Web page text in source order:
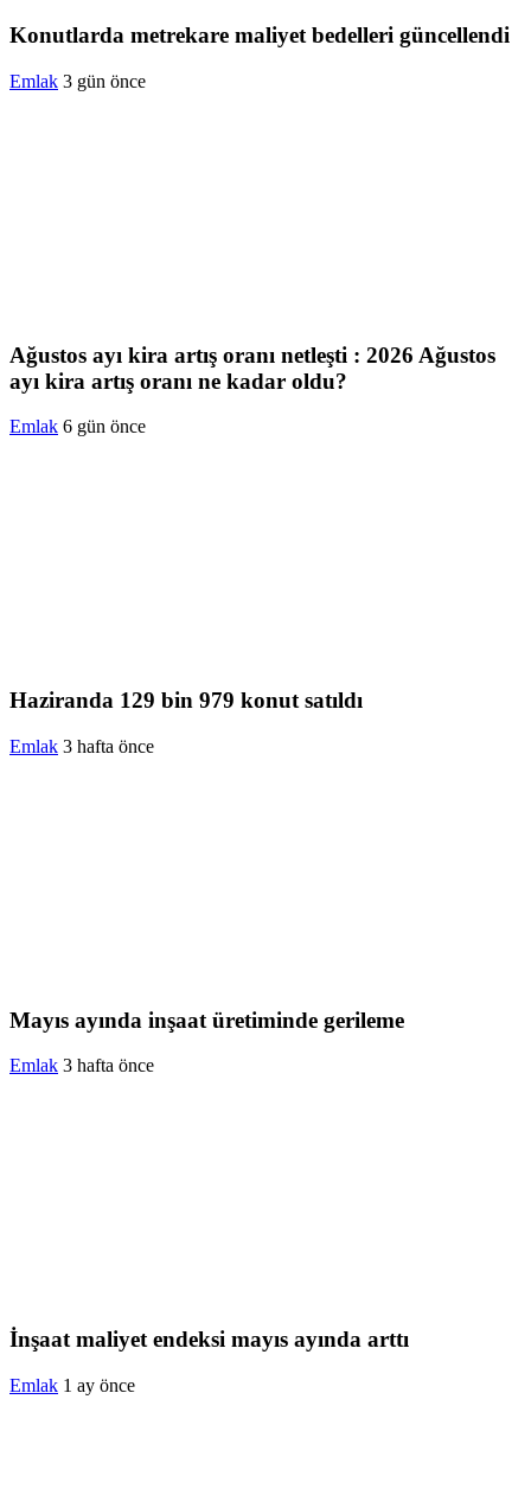
Konutlarda metrekare maliyet bedelleri güncellendi
Emlak 3 gün önce
Ağustos ayı kira artış oranı netleşti : 2026 Ağustos
ayı kira artış oranı ne kadar oldu?
Emlak 6 gün önce
Haziranda 129 bin 979 konut satıldı
Emlak 3 hafta önce
Mayıs ayında inşaat üretiminde gerileme
Emlak 3 hafta önce
İnşaat maliyet endeksi mayıs ayında arttı
Emlak 1 ay önce